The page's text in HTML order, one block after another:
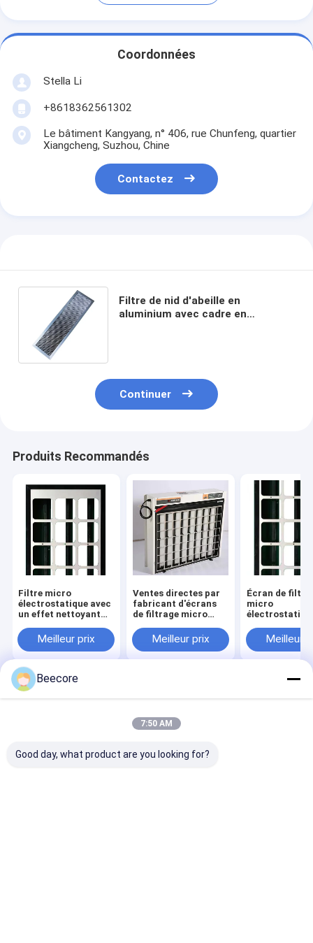
Coordonnées
Stella Li
+8618362561302
Le bâtiment Kangyang, n° 406, rue Chunfeng, quartier
Xiangcheng, Suzhou, Chine
Contactez
Filtre de nid d'abeille en
aluminium avec cadre en
Continuer
Produits Recommandés
Filtre micro
électrostatique avec
un effet nettoyant
Meilleur prix
Ventes directes par
fabricant d'écrans
de filtrage micro
faible
consommation
Meilleur prix
Écran de
micro
et silencieux
Meilleur
nous
nous
Site
Plan du site
Privacy Policy
Ltd. All Rights Reserved.
Beecore
7:50 AM
Good day, what product are you looking for?